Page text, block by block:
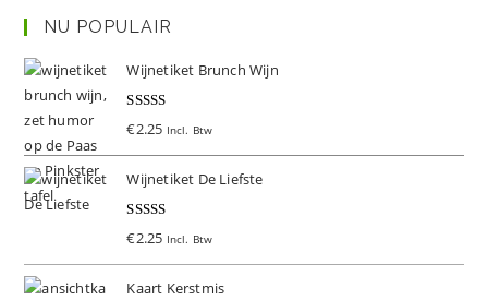
NU POPULAIR
Wijnetiket Brunch Wijn
Gewaardeer
€2.25 Incl. Btw
Wijnetiket De Liefste
Gewaardeer
€2.25 Incl. Btw
Kaart Kerstmis